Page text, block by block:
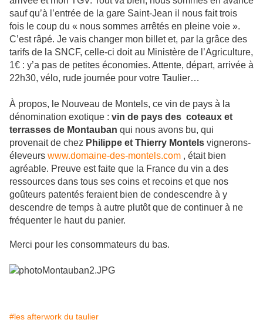
sauf qu’à l’entrée de la gare Saint-Jean il nous fait trois
fois le coup du « nous sommes arrêtés en pleine voie ».
C’est râpé. Je vais changer mon billet et, par la grâce des
tarifs de la SNCF, celle-ci doit au Ministère de l’Agriculture,
1€ : y’a pas de petites économies. Attente, départ, arrivée à
22h30, vélo, rude journée pour votre Taulier…
À propos, le Nouveau de Montels, ce vin de pays à la
dénomination exotique : vin de pays des coteaux et
terrasses de Montauban qui nous avons bu, qui
provenait de chez Philippe et Thierry Montels vignerons-
éleveurs www.domaine-des-montels.com , était bien
agréable. Preuve est faite que la France du vin a des
ressources dans tous ses coins et recoins et que nos
goûteurs patentés feraient bien de condescendre à y
descendre de temps à autre plutôt que de continuer à ne
fréquenter le haut du panier.
Merci pour les consommateurs du bas.
#les afterwork du taulier